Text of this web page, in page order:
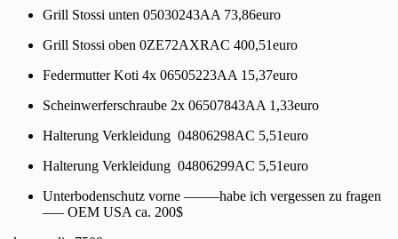
Grill Stossi unten 05030243AA 73,86euro
Grill Stossi oben 0ZE72AXRAC 400,51euro
Federmutter Koti 4x 06505223AA 15,37euro
Scheinwerferschraube 2x 06507843AA 1,33euro
Halterung Verkleidung 04806298AC 5,51euro
Halterung Verkleidung 04806299AC 5,51euro
Unterbodenschutz vorne ——–habe ich vergessen zu fragen
—– OEM USA ca. 200$